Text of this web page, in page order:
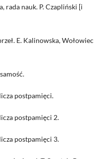
rada nauk. P. Czapliński [i
E. Kalinowska, Wołowiec
postpamięci.
postpamięci 2.
postpamięci 3.